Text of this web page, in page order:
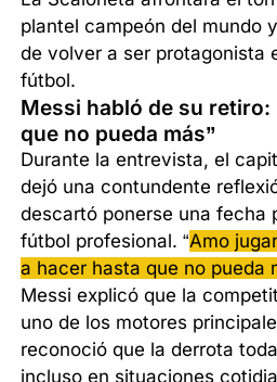
plantel campeón del mundo
de volver a ser protagonista
fútbol.
Messi habló de su retiro:
que no pueda más”
Durante la entrevista, el
dejó una contundente
descartó ponerse una fecha
fútbol profesional. “Amo
a hacer hasta que no pueda
Messi explicó que la
uno de los motores
reconoció que la derrota
incluso en situaciones